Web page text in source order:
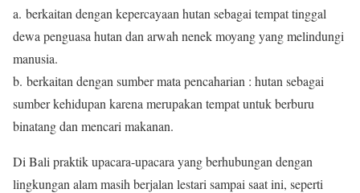
a. berkaitan dengan kepercayaan hutan sebagai tempat tinggal
dewa penguasa hutan dan arwah nenek moyang yang melindungi
manusia.
b. berkaitan dengan sumber mata pencaharian : hutan sebagai
sumber kehidupan karena merupakan tempat untuk berburu
binatang dan mencari makanan.
Di Bali praktik upacara-upacara yang berhubungan dengan
lingkungan alam masih berjalan lestari sampai saat ini, seperti